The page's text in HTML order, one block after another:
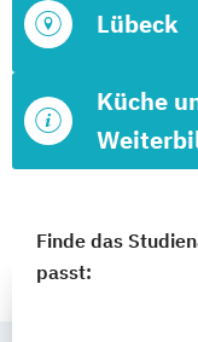
Küche
Lübeck
Finde das
passt: